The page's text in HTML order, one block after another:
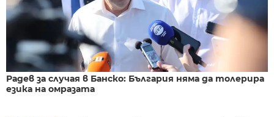
Радев за случая в Банско: България няма да толерира
езика на омразата